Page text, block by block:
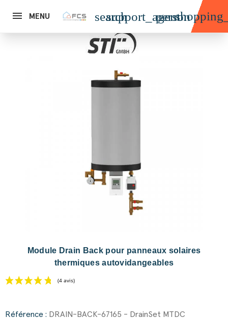
MENU search
support_agent
person
Module Drain Back pour panneaux solaires
thermiques autovidangeables
Référence : DRAIN-BACK-67165 - DrainSet MTDC